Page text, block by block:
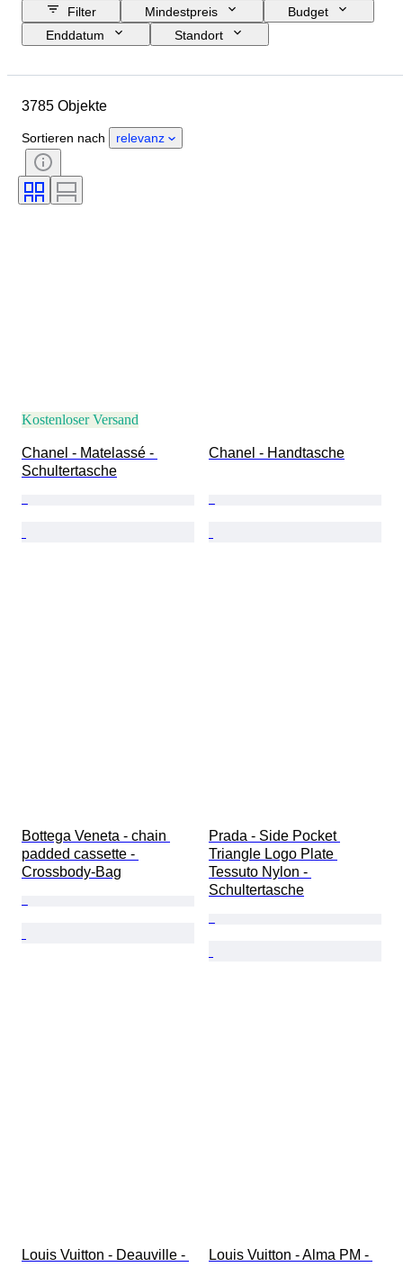
Filter Mindestpreis
Budget
Enddatum
Standort
Herkunftsland
Geschlecht
Zustand
Zertifikat
Farbe
Accessoires enthalten
Epoche
3785 Objekte
Sortieren nach relevanz
Kostenloser Versand
Chanel - Matelassé -
Schultertasche
Chanel - Handtasche
Bottega Veneta - chain
padded cassette -
Crossbody-Bag
Prada - Side Pocket
Triangle Logo Plate
Tessuto Nylon -
Schultertasche
Louis Vuitton - Deauville -
Louis Vuitton - Alma PM -